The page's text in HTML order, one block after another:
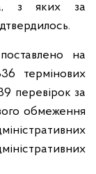
з яких за
на
термінових
перевірок за
обмеження